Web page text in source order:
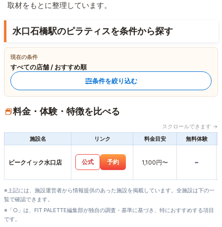
取材をもとに整理しています。
水口石橋駅のピラティスを条件から探す
現在の条件
すべての店舗 / おすすめ順
条件を絞り込む
料金・体験・特徴を比べる
スクロールできます →
施設名
リンク 料金目安 無料体験
ビークイック水口店 公式 予約 1,100円〜 -
※上記には、施設運営者から情報提供のあった施設を掲載しています。全施設は下の一
覧で確認できます。
※「○」は、FIT PALETTE編集部が独自の調査・基準に基づき、特におすすめする項目
です。